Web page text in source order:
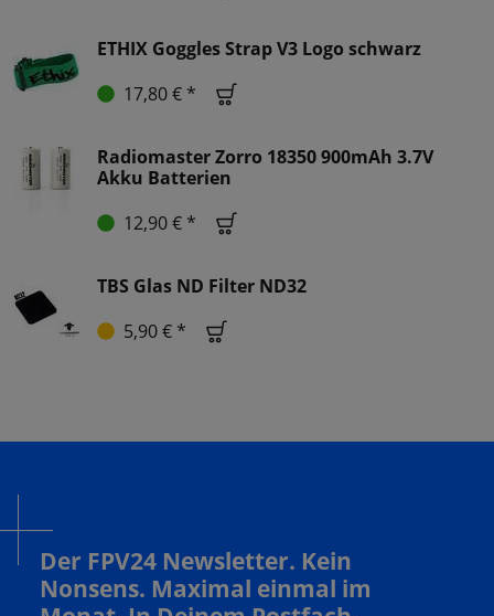
ETHIX Goggles Strap V3 Logo schwarz
17,80 € *
Radiomaster Zorro 18350 900mAh 3.7V
Akku Batterien
12,90 € *
TBS Glas ND Filter ND32
5,90 € *
Der FPV24 Newsletter. Kein
Nonsens. Maximal einmal im